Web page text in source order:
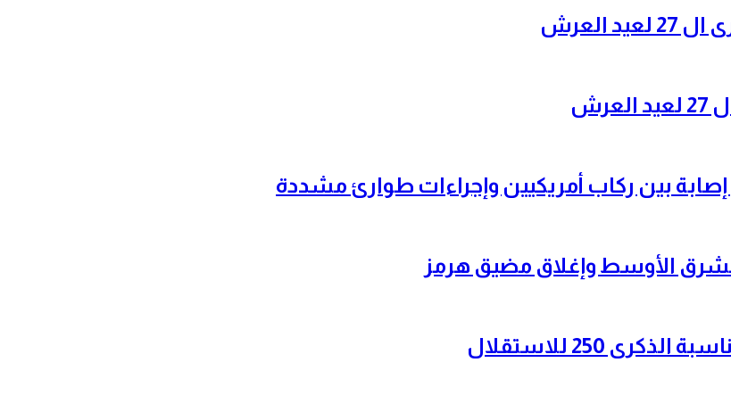
العرش
بين ركاب أمريكيين وإجراءات طوارئ مشددة
250 للاستقلال